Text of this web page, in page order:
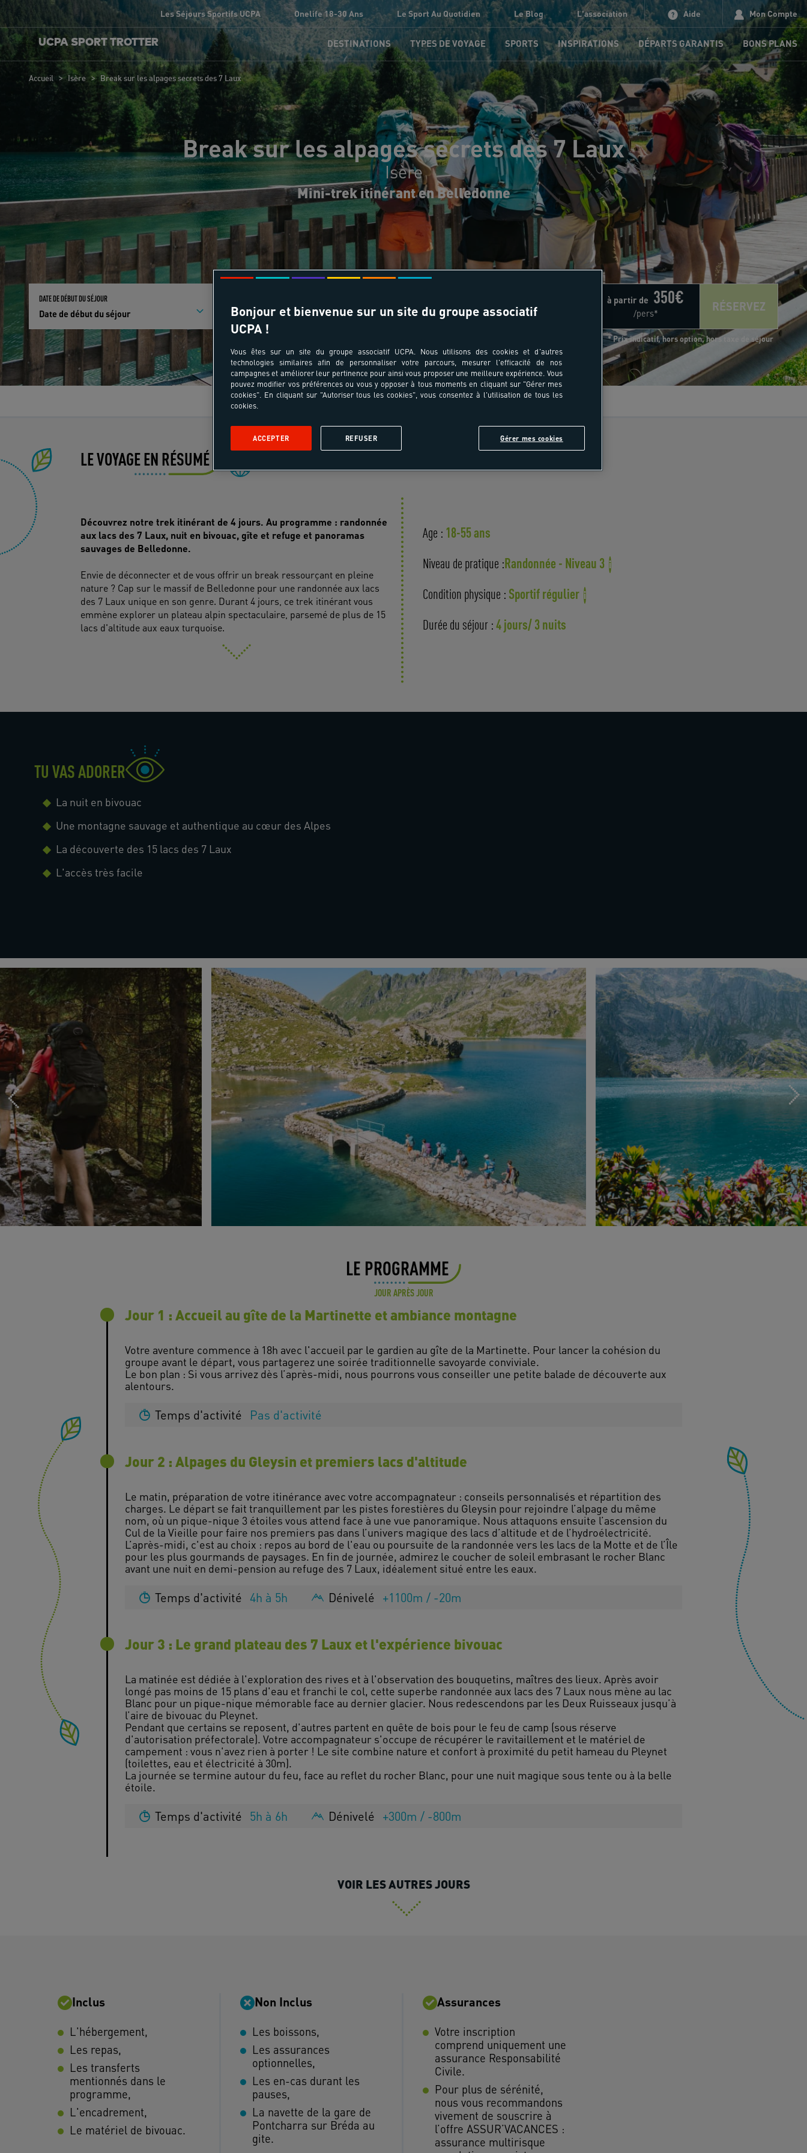
Les Séjours Sportifs UCPA Onelife 18-30 Ans Le Sport Au Quotidien Le Blog L'association Aide Mon Compte
UCPA SPORT TROTTER DESTINATIONS TYPES DE VOYAGE SPORTS INSPIRATIONS DÉPARTS GARANTIS BONS PLANS
Accueil > Isère > Break sur les alpages secrets des 7 Laux
Break sur les alpages secrets des 7 Laux
Isère
Mini-trek itinérant en Belledonne
DATE DE DÉBUT DU SÉJOUR
Date de début du séjour Qui participe au séjour ? Choisissez votre ville de départ
à partir de 350€
/pers* RÉSERVEZ
* Prix indicatif, hors option, hors taxe de séjour
Le voyage En images Jour après jour Infos pratiques Avis
LE VOYAGE EN RÉSUMÉ
Découvrez notre trek itinérant de 4 jours. Au programme : randonnée
aux lacs des 7 Laux, nuit en bivouac, gîte et refuge et panoramas
sauvages de Belledonne.
Envie de déconnecter et de vous offrir un break ressourçant en pleine
nature ? Cap sur le massif de Belledonne pour une randonnée aux lacs
des 7 Laux unique en son genre. Durant 4 jours, ce trek itinérant vous
emmène explorer un plateau alpin spectaculaire, parsemé de plus de 15
lacs d'altitude aux eaux turquoise.
Age : 18-55 ans
Niveau de pratique :Randonnée - Niveau 3 i
Condition physique : Sportif régulier i
Durée du séjour : 4 jours/ 3 nuits
TU VAS ADORER
La nuit en bivouac
Une montagne sauvage et authentique au cœur des Alpes
La découverte des 15 lacs des 7 Laux
L'accès très facile
LE PROGRAMME
JOUR APRÈS JOUR
Jour 1 : Accueil au gîte de la Martinette et ambiance montagne
Votre aventure commence à 18h avec l'accueil par le gardien au gîte de la Martinette. Pour lancer la cohésion du
groupe avant le départ, vous partagerez une soirée traditionnelle savoyarde conviviale.
Le bon plan : Si vous arrivez dès l’après-midi, nous pourrons vous conseiller une petite balade de découverte aux
Temps d'activité Pas d'activité
Jour 2 : Alpages du Gleysin et premiers lacs d'altitude
Le matin, préparation de votre itinérance avec votre accompagnateur : conseils personnalisés et répartition des
charges. Le départ se fait tranquillement par les pistes forestières du Gleysin pour rejoindre l’alpage du même
nom, où un pique-nique 3 étoiles vous attend face à une vue panoramique. Nous attaquons ensuite l’ascension du
Cul de la Vieille pour faire nos premiers pas dans l’univers magique des lacs d’altitude et de l’hydroélectricité.
L’après-midi, c'est au choix : repos au bord de l'eau ou poursuite de la randonnée vers les lacs de la Motte et de l’Île
pour les plus gourmands de paysages. En fin de journée, admirez le coucher de soleil embrasant le rocher Blanc
Temps d'activité 4h à 5h Dénivelé +1100m / -20m
Jour 3 : Le grand plateau des 7 Laux et l'expérience bivouac
La matinée est dédiée à l'exploration des rives et à l'observation des bouquetins, maîtres des lieux. Après avoir
longé pas moins de 15 plans d'eau et franchi le col, cette superbe randonnée aux lacs des 7 Laux nous mène au lac
Blanc pour un pique-nique mémorable face au dernier glacier. Nous redescendons par les Deux Ruisseaux jusqu’à
l’aire de bivouac du Pleynet.
Pendant que certains se reposent, d'autres partent en quête de bois pour le feu de camp (sous réserve
d'autorisation préfectorale). Votre accompagnateur s'occupe de récupérer le ravitaillement et le matériel de
campement : vous n'avez rien à porter ! Le site combine nature et confort à proximité du petit hameau du Pleynet
(toilettes, eau et électricité à 30m).
La journée se termine autour du feu, face au reflet du rocher Blanc, pour une nuit magique sous tente ou à la belle
Temps d'activité 5h à 6h Dénivelé +300m / -800m
VOIR LES AUTRES JOURS
Inclus
L'hébergement,
Les repas,
Les transferts
mentionnés dans le
programme,
L'encadrement,
Le matériel de bivouac.
Non Inclus
Les boissons,
Les assurances
optionnelles,
Les en-cas durant les
pauses,
La navette de la gare de
Pontcharra sur Bréda au
gite.
Assurances
Votre inscription
comprend uniquement une
assurance Responsabilité
Civile.
Pour plus de sérénité,
nous vous recommandons
vivement de souscrire à
l’offre ASSUR’VACANCES :
assurance multirisque
Bonjour et bienvenue sur un site du groupe associatif
UCPA !
Vous êtes sur un site du groupe associatif UCPA. Nous utilisons des cookies et d'autres
technologies similaires afin de personnaliser votre parcours, mesurer l'efficacité de nos
campagnes et améliorer leur pertinence pour ainsi vous proposer une meilleure expérience. Vous
pouvez modifier vos préférences ou vous y opposer à tous moments en cliquant sur "Gérer mes
cookies". En cliquant sur "Autoriser tous les cookies", vous consentez à l'utilisation de tous les
cookies.
Gérer mes cookies
REFUSER
ACCEPTER